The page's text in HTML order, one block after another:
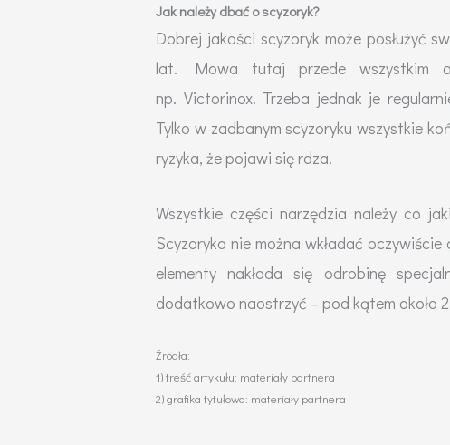
Jak należy dbać o scyzoryk?
Dobrej jakości scyzoryk może posłużyć
lat. Mowa tutaj przede wszystkim o
np. Victorinox. Trzeba jednak je
Tylko w zadbanym scyzoryku wszystkie
ryzyka, że pojawi się rdza.
Wszystkie części narzędzia należy co
Scyzoryka nie można wkładać
elementy nakłada się odrobinę
dodatkowo naostrzyć – pod kątem około
Źródła:
1) treść artykułu: materiały partnera
2) grafika tytułowa: materiały partnera